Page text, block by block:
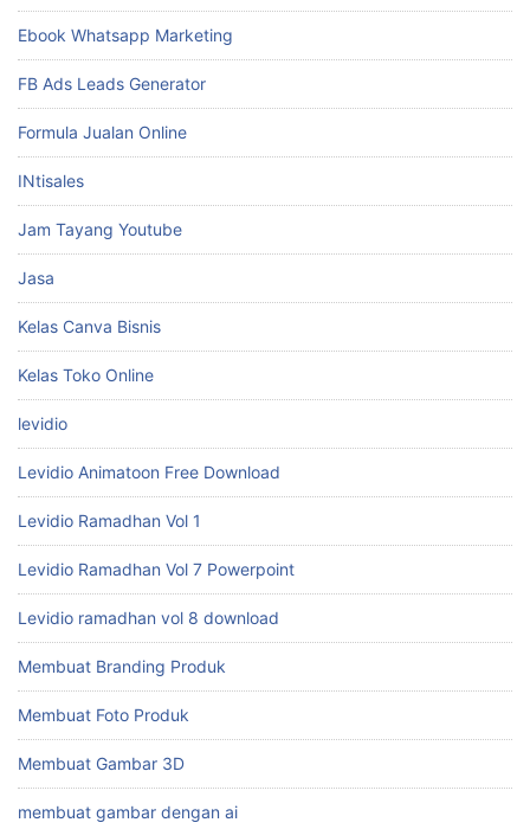
desain logo
download data penjualan barang excel
download template ramadhan
Ebook Whatsapp Marketing
FB Ads Leads Generator
Formula Jualan Online
INtisales
Jam Tayang Youtube
Jasa
Kelas Canva Bisnis
Kelas Toko Online
levidio
Levidio Animatoon Free Download
Levidio Ramadhan Vol 1
Levidio Ramadhan Vol 7 Powerpoint
Levidio ramadhan vol 8 download
Membuat Branding Produk